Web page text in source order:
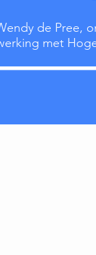
de Pree,
met